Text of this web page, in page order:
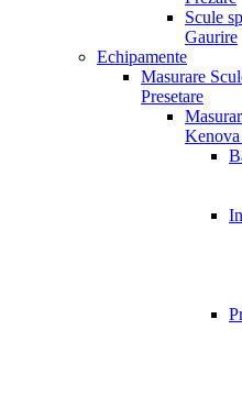
Scule
Gaurire
Echipamente
Masurare
Presetare